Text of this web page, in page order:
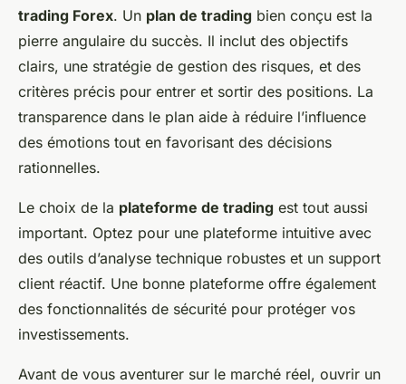
trading Forex. Un plan de trading bien conçu est la
pierre angulaire du succès. Il inclut des objectifs
clairs, une stratégie de gestion des risques, et des
critères précis pour entrer et sortir des positions. La
transparence dans le plan aide à réduire l’influence
des émotions tout en favorisant des décisions
rationnelles.
Le choix de la plateforme de trading est tout aussi
important. Optez pour une plateforme intuitive avec
des outils d’analyse technique robustes et un support
client réactif. Une bonne plateforme offre également
des fonctionnalités de sécurité pour protéger vos
investissements.
Avant de vous aventurer sur le marché réel, ouvrir un